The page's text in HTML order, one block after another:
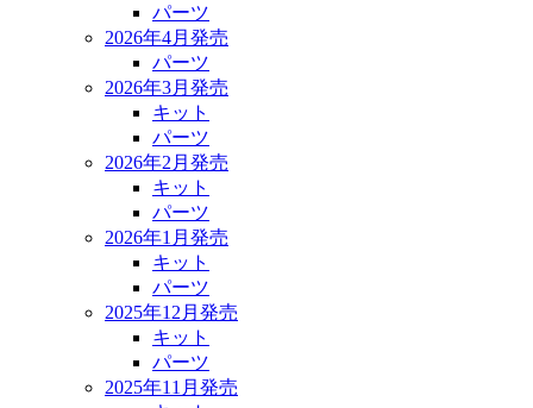
パーツ
2026年4月発売
パーツ
2026年3月発売
キット
パーツ
2026年2月発売
キット
パーツ
2026年1月発売
キット
パーツ
2025年12月発売
キット
パーツ
2025年11月発売